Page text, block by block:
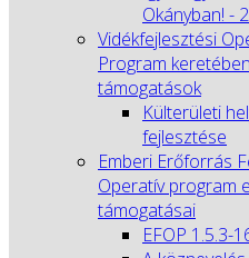
Okányban! -
Vidékfejlesztési
Program
támogatások
Külterületi
fejlesztése
Emberi Erőforrás
Operatív program
támogatásai
EFOP 1.5.3-